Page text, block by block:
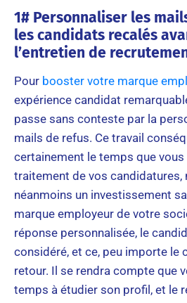
1# Personnaliser les
les candidats recalés
l’entretien de
Pour booster votre marque
expérience candidat
passe sans conteste par la
mails de refus. Ce travail
certainement le temps que
traitement de vos candidatures,
néanmoins un investissement
marque employeur de votre
réponse personnalisée, le
considéré, et ce, peu importe le
retour. Il se rendra compte que
temps à étudier son profil, et le